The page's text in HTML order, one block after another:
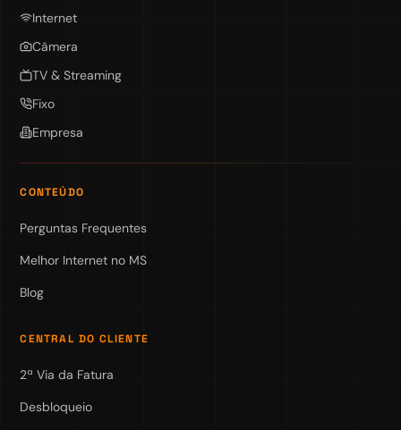
Internet
Câmera
TV & Streaming
Fixo
Empresa
CONTEÚDO
Perguntas Frequentes
Melhor Internet no MS
Blog
CENTRAL DO CLIENTE
2ª Via da Fatura
Desbloqueio